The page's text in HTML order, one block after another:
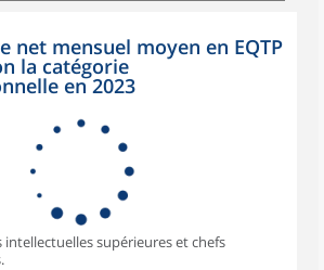
net mensuel moyen en EQTP
la catégorie
en 2023
intellectuelles supérieures et chefs